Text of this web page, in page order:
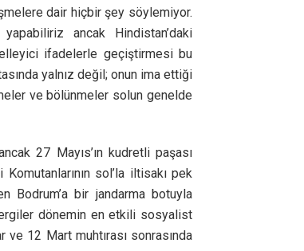
dair hiçbir şey söylemiyor.
ancak Hindistan’daki
ifadelerle geçiştirmesi bu
yalnız değil; onun ima ettiği
ve bölünmeler solun genelde
27 Mayıs’ın kudretli paşası
sol’la iltisakı pek
Bodrum’a bir jandarma botuyla
dönemin en etkili sosyalist
ve 12 Mart muhtırası sonrasında